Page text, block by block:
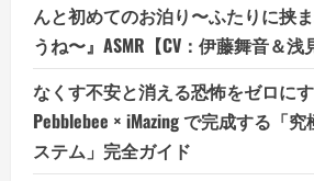
んと初めてのお泊り〜ふたりに挟
うね〜』ASMR【CV：伊藤舞音＆浅
なくす不安と消える恐怖をゼロに
Pebblebee × iMazing で完成する「
ステム」完全ガイド